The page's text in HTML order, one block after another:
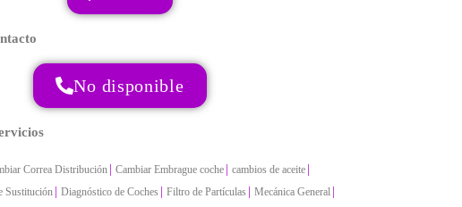
No disponible
Correa Distribución Cambiar Embrague coche cambios de aceite
Sustitución Diagnóstico de Coches Filtro de Partículas Mecánica General